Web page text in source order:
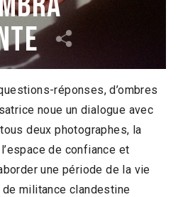
Chili 2024
1h17
Documentaire
réponses, d’ombres
noue un dialogue avec
deux photographes, la
de confiance et
une période de la vie
militance clandestine